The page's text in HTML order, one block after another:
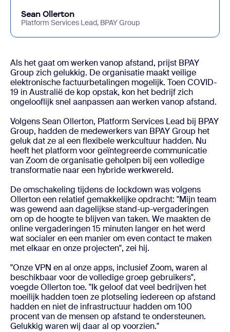
Sean Ollerton
Platform Services Lead, BPAY Group
Als het gaat om werken vanop afstand, prijst BPAY
Group zich gelukkig. De organisatie maakt veilige
elektronische factuurbetalingen mogelijk. Toen COVID-
19 in Australië de kop opstak, kon het bedrijf zich
ongelooflijk snel aanpassen aan werken vanop afstand.
Volgens Sean Ollerton, Platform Services Lead bij BPAY
Group, hadden de medewerkers van BPAY Group het
geluk dat ze al een flexibele werkcultuur hadden. Nu
heeft het platform voor geïntegreerde communicatie
van Zoom de organisatie geholpen bij een volledige
transformatie naar een hybride werkwereld.
De omschakeling tijdens de lockdown was volgens
Ollerton een relatief gemakkelijke opdracht: "Mijn team
was gewend aan dagelijkse stand-up-vergaderingen
om op de hoogte te blijven van taken. We maakten de
online vergaderingen 15 minuten langer en het werd
wat socialer en een manier om even contact te maken
met elkaar en onze projecten", zei hij.
"Onze VPN en al onze apps, inclusief Zoom, waren al
beschikbaar voor de volledige groep gebruikers",
voegde Ollerton toe. "Ik geloof dat veel bedrijven het
moeilijk hadden toen ze plotseling iedereen op afstand
hadden en niet de infrastructuur hadden om 100
procent van de mensen op afstand te ondersteunen.
Gelukkig waren wij daar al op voorzien."